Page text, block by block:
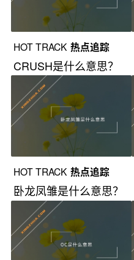
HOT TRACK 热点追踪
CRUSH是什么意思？
HOT TRACK 热点追踪
卧龙凤雏是什么意思？